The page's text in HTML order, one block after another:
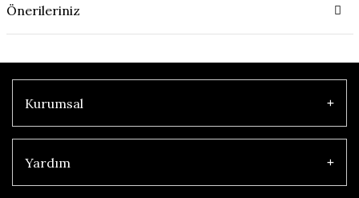
Önerileriniz
Kurumsal
Yardım